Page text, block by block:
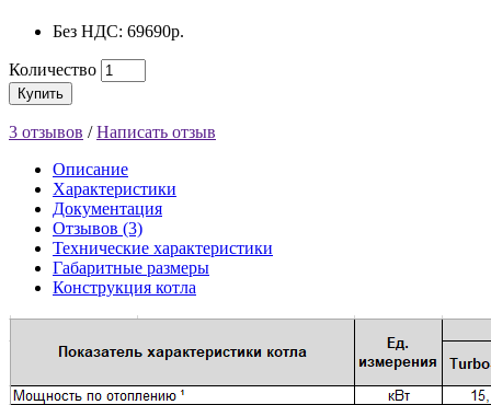
Без НДС: 69690р.
Количество
Купить
3 отзывов /Написать отзыв
Описание
Характеристики
Документация
Отзывов (3)
Технические характеристики
Габаритные размеры
Конструкция котла